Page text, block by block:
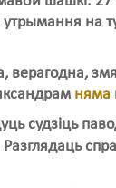
на
няма
судзіць